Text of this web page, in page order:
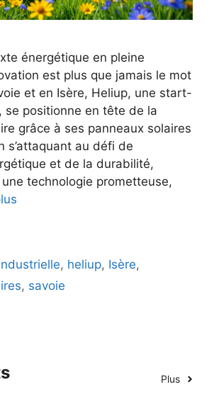
énergétique en pleine
est plus que jamais le mot
et en Isère, Heliup, une start-
se positionne en tête de la
grâce à ses panneaux solaires
s’attaquant au défi de
et de la durabilité,
technologie prometteuse,
, heliup, Isère,
, savoie
Plus